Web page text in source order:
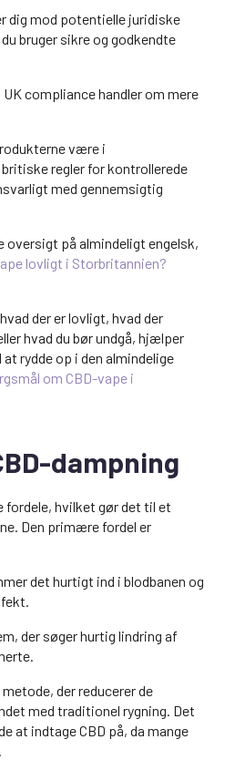
dig mod potentielle juridiske
bruger sikre og godkendte
compliance handler om mere
være i
regler for kontrollerede
med gennemsigtig
oversigt på almindeligt engelsk,
lovligt i Storbritannien?
der er lovligt, hvad der
hvad du bør undgå, hjælper
rydde op i den almindelige
om CBD-vape i
dampning
fordele, hvilket gør det til et
Den primære fordel er
det hurtigt ind i blodbanen og
der søger hurtig lindring af
der reducerer de
med traditionel rygning. Det
at indtage CBD på, da mange